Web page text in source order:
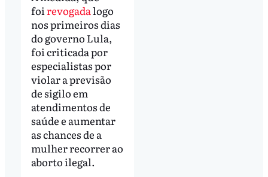
foi revogadalogo
nos primeiros dias
do governo Lula,
foi criticada por
especialistas por
violar a previsão
de sigilo em
atendimentos de
saúde e aumentar
as chances de a
mulher recorrer ao
aborto ilegal.